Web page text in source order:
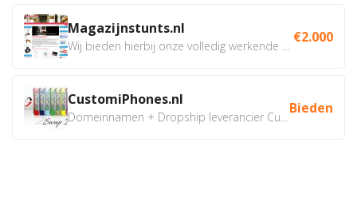
Magazijnstunts.nl €2.000
CustomiPhones.nl Bieden